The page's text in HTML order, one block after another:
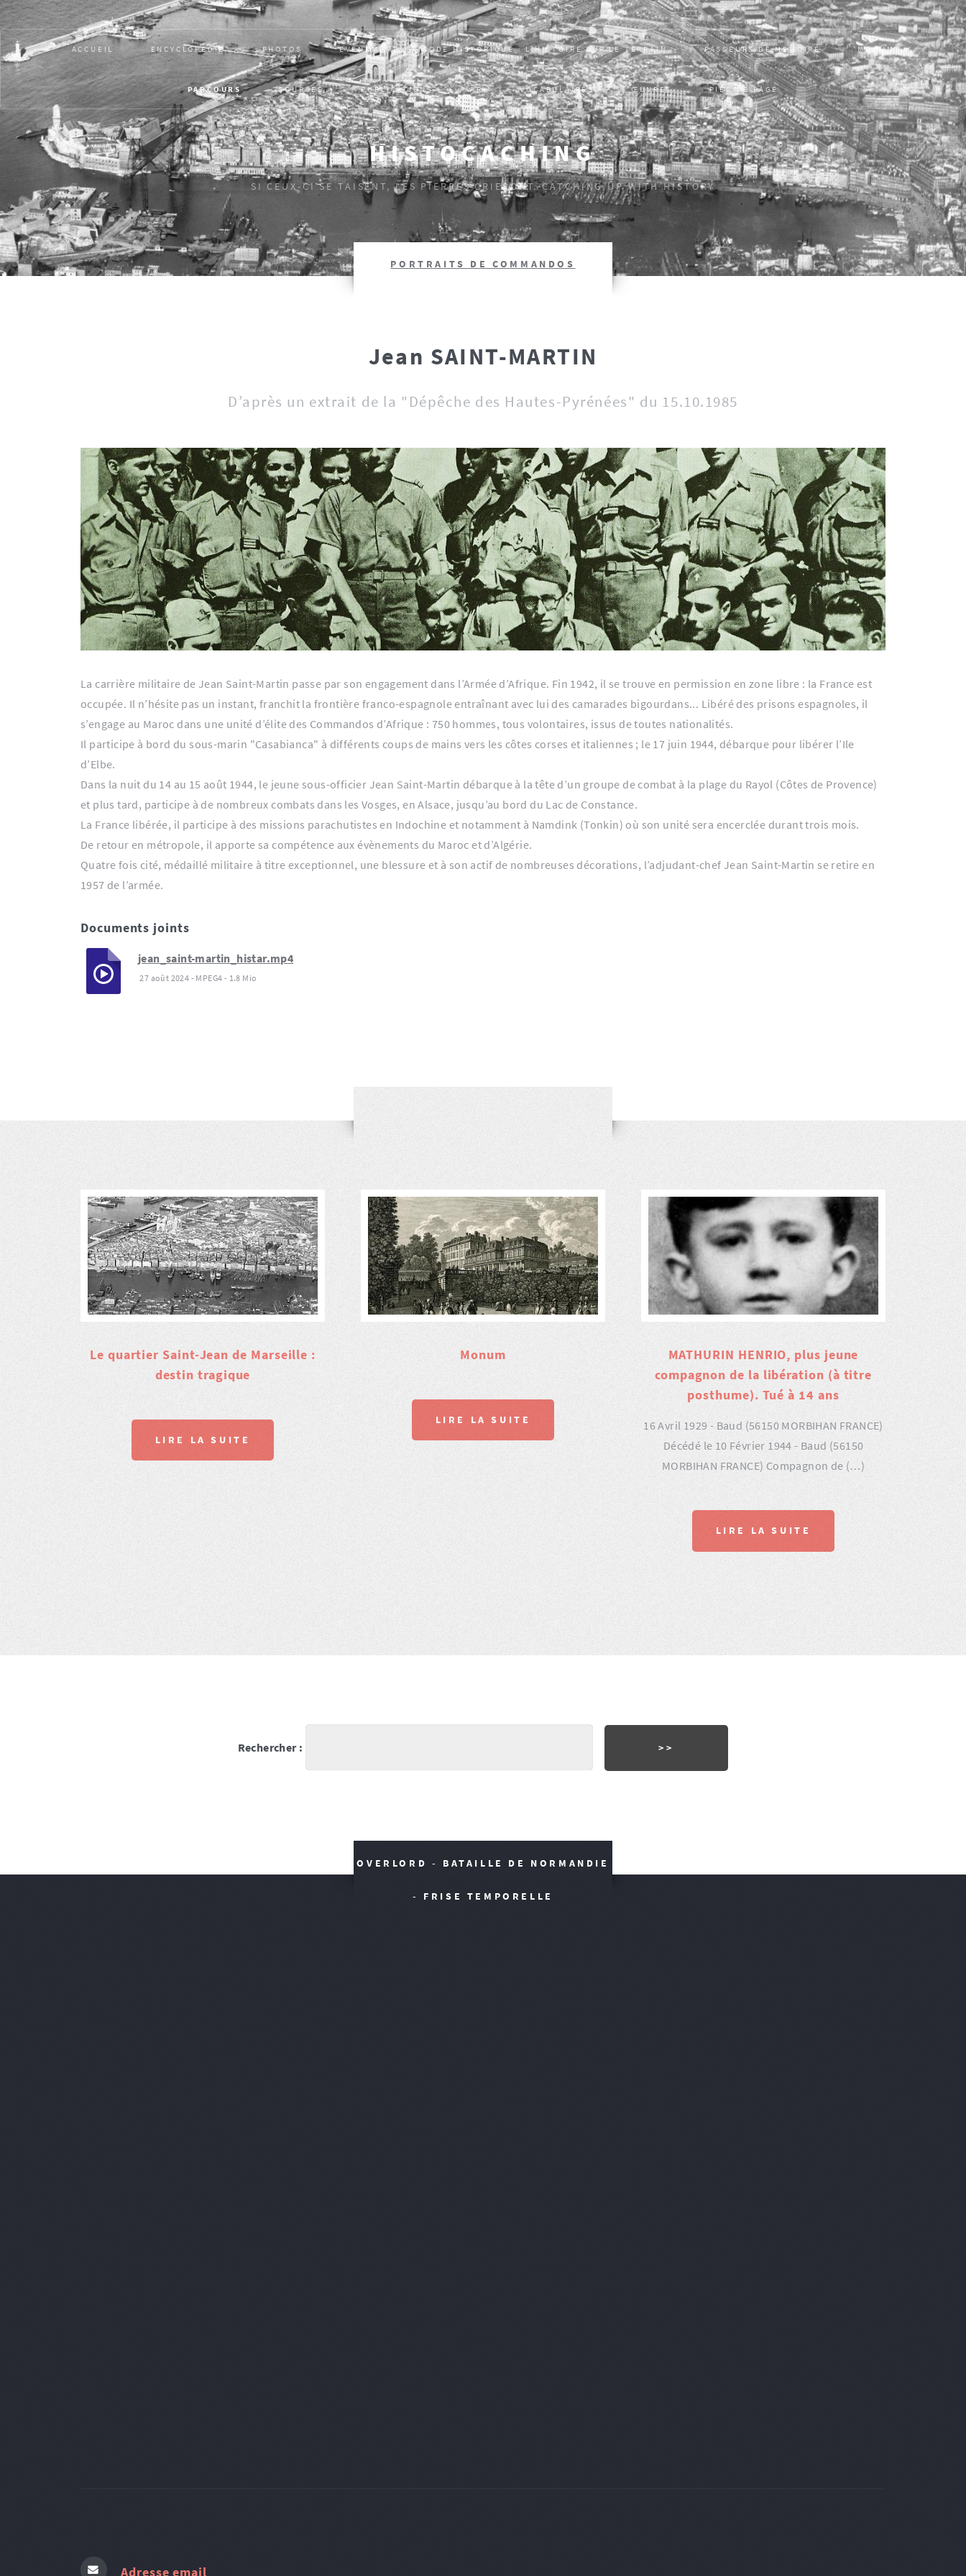
HISTOCACHING
SI CEUX-CI SE TAISENT, LES PIERRES CRIERONT. CATCHING UP WITH HISTORY
ACCUEIL ENCYCLOPÉDIE PHOTOS EVÈNEMENT, ÉPISODE HISTORIQUE : L’HISTOIRE SUR LE TERRAIN PASSEURS DE MÉMOIRE MONUM
PARCOURS SOURCES PUBLICATIONS AR VOCABULAIRES ŒUVRES PIED DE PAGE
PORTRAITS DE COMMANDOS
Jean SAINT-MARTIN
D’après un extrait de la "Dépêche des Hautes-Pyrénées" du 15.10.1985
La carrière militaire de Jean Saint-Martin passe par son engagement dans l’Armée d’Afrique. Fin 1942, il se trouve en permission en zone libre : la France est
occupée. Il n’hésite pas un instant, franchit la frontière franco-espagnole entraînant avec lui des camarades bigourdans... Libéré des prisons espagnoles, il
s’engage au Maroc dans une unité d’élite des Commandos d’Afrique : 750 hommes, tous volontaires, issus de toutes nationalités.
Il participe à bord du sous-marin "Casabianca" à différents coups de mains vers les côtes corses et italiennes ; le 17 juin 1944, débarque pour libérer l’Ile
d’Elbe.
Dans la nuit du 14 au 15 août 1944, le jeune sous-officier Jean Saint-Martin débarque à la tête d’un groupe de combat à la plage du Rayol (Côtes de Provence)
et plus tard, participe à de nombreux combats dans les Vosges, en Alsace, jusqu’au bord du Lac de Constance.
La France libérée, il participe à des missions parachutistes en Indochine et notamment à Namdink (Tonkin) où son unité sera encerclée durant trois mois.
De retour en métropole, il apporte sa compétence aux évènements du Maroc et d’Algérie.
Quatre fois cité, médaillé militaire à titre exceptionnel, une blessure et à son actif de nombreuses décorations, l’adjudant-chef Jean Saint-Martin se retire en
1957 de l’armée.
Documents joints
jean_saint-martin_histar.mp4
27 août 2024 - MPEG4 - 1.8 Mio
Le quartier Saint-Jean de Marseille :
destin tragique
LIRE LA SUITE
Monum
LIRE LA SUITE
MATHURIN HENRIO, plus jeune
compagnon de la libération (à titre
posthume). Tué à 14 ans
16 Avril 1929 - Baud (56150 MORBIHAN FRANCE)
Décédé le 10 Février 1944 - Baud (56150
MORBIHAN FRANCE) Compagnon de (…)
LIRE LA SUITE
Rechercher :
OVERLORD - BATAILLE DE NORMANDIE
- FRISE TEMPORELLE
Adresse email